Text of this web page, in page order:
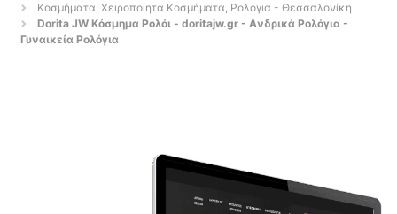
Κοσμήματα, Χειροποίητα Κοσμήματα, Ρολόγια - Θεσσαλονίκη
Dorita JW Κόσμημα Ρολόι - doritajw.gr - Aνδρικά Ρολόγια -
Γυναικεία Ρολόγια